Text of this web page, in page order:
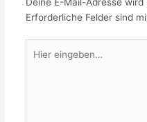
Erforderliche Felder sind
eingeben…